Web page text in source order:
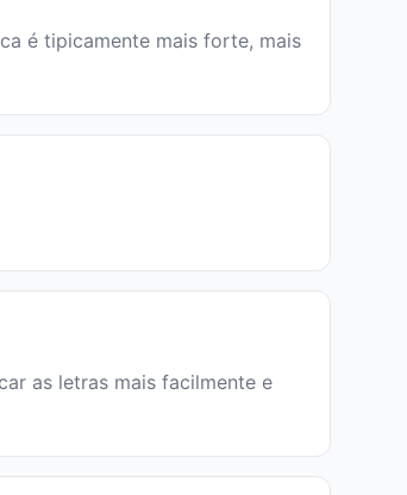
é tipicamente mais forte, mais
as letras mais facilmente e